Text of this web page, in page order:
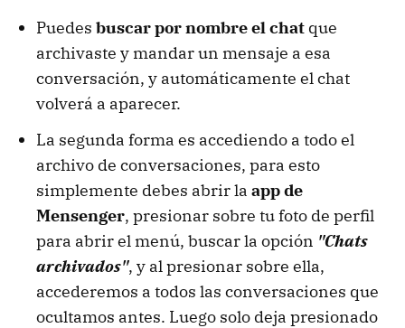
Puedes buscar por nombre el chat que
archivaste y mandar un mensaje a esa
conversación, y automáticamente el chat
volverá a aparecer.
La segunda forma es accediendo a todo el
archivo de conversaciones, para esto
simplemente debes abrir la app de
Mensenger, presionar sobre tu foto de perfil
para abrir el menú, buscar la opción "Chats
archivados", y al presionar sobre ella,
accederemos a todos las conversaciones que
ocultamos antes. Luego solo deja presionado